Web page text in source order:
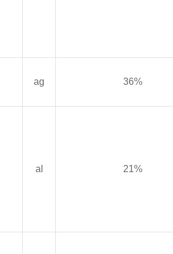
ag 36%
al 21%